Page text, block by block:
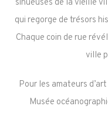
sinueuses de la vieille
qui regorge de trésors
Chaque coin de rue
ville
Pour les amateurs
Musée